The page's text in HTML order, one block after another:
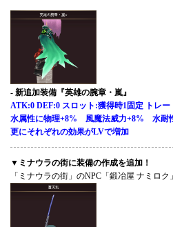
- 新追加装備『英雄の腕章・嵐』
ATK:0 DEF:0 スロット:獲得時1固定 トレー
水属性に物理+8% 風魔法威力+8% 水耐
更にそれぞれの効果がLVで増加
▼ミナウラの街に装備の作成を追加！
「ミナウラの街」のNPC「鍛冶屋 ナミロク